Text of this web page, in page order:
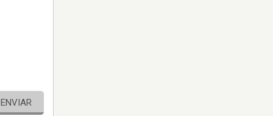
ENVIAR